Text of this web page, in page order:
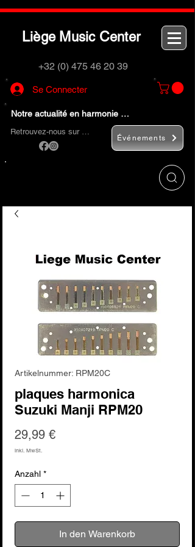
Liège M usic Center
+32 (0) 475 46 20 39
Se Connecter
Notre actualité en harmonie …
Retrouvez-nous sur …
Événements
Artikelnummer: RPM20C
plaques harmonica
Suzuki Manji RPM20
29,99 €Preis
inkl. MwSt.
Anzahl *
In den Warenkorb